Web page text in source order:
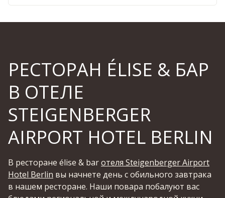
РЕСТОРАН ÉLISE & БАР
В ОТЕЛЕ
STEIGENBERGER
AIRPORT HOTEL BERLIN
В ресторане élise & barотеля Steigenberger Airport
Hotel Berlin вы начнете день с обильного завтрака
в нашем ресторане. Наши повара побалуют вас